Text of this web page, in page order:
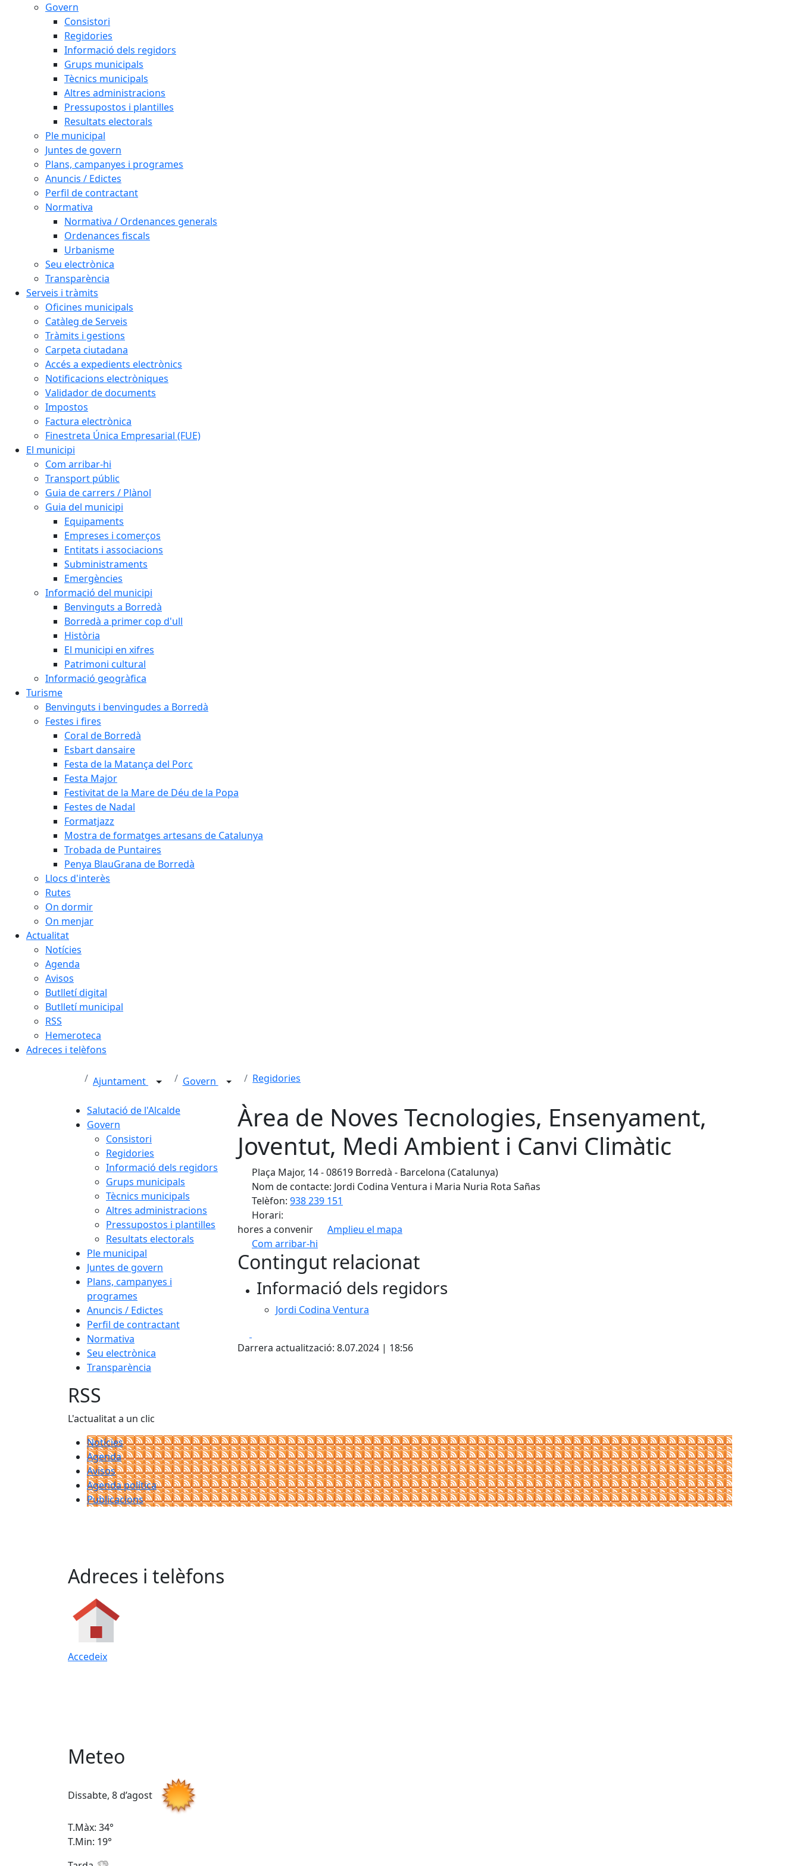
Govern
Consistori
Regidories
Informació dels regidors
Grups municipals
Tècnics municipals
Altres administracions
Pressupostos i plantilles
Resultats electorals
Ple municipal
Juntes de govern
Plans, campanyes i programes
Anuncis / Edictes
Perfil de contractant
Normativa
Normativa / Ordenances generals
Ordenances fiscals
Urbanisme
Seu electrònica
Transparència
Serveis i tràmits
Oficines municipals
Catàleg de Serveis
Tràmits i gestions
Carpeta ciutadana
Accés a expedients electrònics
Notificacions electròniques
Validador de documents
Impostos
Factura electrònica
Finestreta Única Empresarial (FUE)
El municipi
Com arribar-hi
Transport públic
Guia de carrers / Plànol
Guia del municipi
Equipaments
Empreses i comerços
Entitats i associacions
Subministraments
Emergències
Informació del municipi
Benvinguts a Borredà
Borredà a primer cop d'ull
Història
El municipi en xifres
Patrimoni cultural
Informació geogràfica
Turisme
Benvinguts i benvingudes a Borredà
Festes i fires
Coral de Borredà
Esbart dansaire
Festa de la Matança del Porc
Festa Major
Festivitat de la Mare de Déu de la Popa
Festes de Nadal
Formatjazz
Mostra de formatges artesans de Catalunya
Trobada de Puntaires
Penya BlauGrana de Borredà
Llocs d'interès
Rutes
On dormir
On menjar
Actualitat
Notícies
Agenda
Avisos
Butlletí digital
Butlletí municipal
RSS
Hemeroteca
Adreces i telèfons
Ajuntament Govern Regidories
Salutació de l'Alcalde
Govern
Consistori
Regidories
Informació dels regidors
Grups municipals
Tècnics municipals
Altres administracions
Pressupostos i plantilles
Resultats electorals
Ple municipal
Juntes de govern
Plans, campanyes i
programes
Anuncis / Edictes
Perfil de contractant
Normativa
Seu electrònica
Transparència
Àrea de Noves Tecnologies, Ensenyament,
Joventut, Medi Ambient i Canvi Climàtic
Plaça Major, 14 - 08619 Borredà - Barcelona (Catalunya)
Nom de contacte: Jordi Codina Ventura i Maria Nuria Rota Sañas
Telèfon: 938 239 151
Horari:
hores a convenir
Amplieu el mapa
Com arribar-hi
+
−
Contingut relacionat
Informació dels regidors
Jordi Codina Ventura
Darrera actualització: 8.07.2024 | 18:56
RSS
L'actualitat a un clic
Notícies
Agenda
Avisos
Agenda política
Publicacions
Adreces i telèfons
Accedeix
Meteo
Dissabte, 8 d’agost
T.Màx: 34°
T.Min: 19°